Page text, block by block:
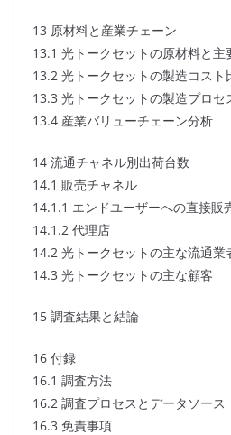
13 原材料と産業チェーン
13.1 光トークセットの原材料と主
13.2 光トークセットの製造コスト
13.3 光トークセットの製造プロセ
13.4 産業バリューチェーン分析
14 流通チャネル別出荷台数
14.1 販売チャネル
14.1.1 エンドユーザーへの直接販
14.1.2 代理店
14.2 光トークセットの主な流通業
14.3 光トークセットの主な顧客
15 調査結果と結論
16 付録
16.1 調査方法
16.2 調査プロセスとデータソース
16.3 免責事項